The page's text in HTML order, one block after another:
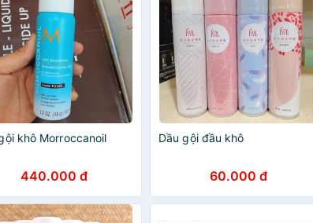
khô Morroccanoil
440.000 đ
Dầu gội đầu khô
60.000 đ